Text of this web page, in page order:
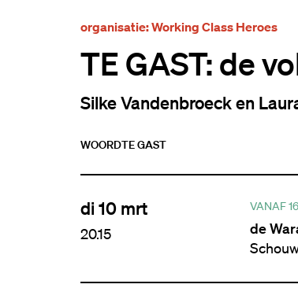
TE GAST: de
Silke Vandenbroeck en
organisatie: Working Class Heroes
WOORDTE GAST
di 10 mrt
20.15
VANAF
de